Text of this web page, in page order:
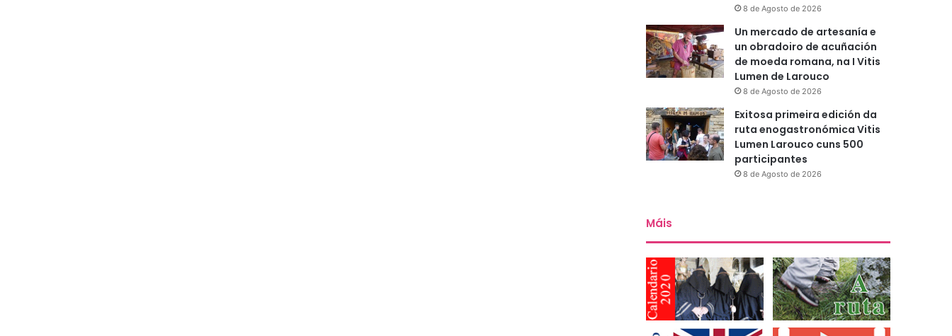
8 de Agosto de 2026
Un mercado de artesanía e
un obradoiro de acuñación
de moeda romana, na I Vitis
Lumen de Larouco
8 de Agosto de 2026
Exitosa primeira edición da
ruta enogastronómica Vitis
Lumen Larouco cuns 500
participantes
8 de Agosto de 2026
Máis